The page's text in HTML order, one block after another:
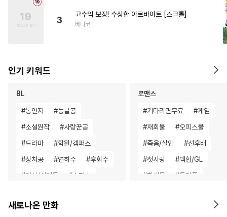
3
고수익 보장! 수상한 아르바이트 [스크롤]
베니코
인기 키워드
BL
#동인지 #능글공
#소설원작 #사랑꾼공
#드라마 #학원/캠퍼스
#상처공 #연하수 #후회수
#역사/시대물 # 순정수
#능욕 #육아물
로맨스
#기다리면무료 #게임
#재회물 #오피스물
#죽음/살인 #선후배
#첫사랑 #백합/GL
#환생물 #동양풍
능욕
새로나온 만화